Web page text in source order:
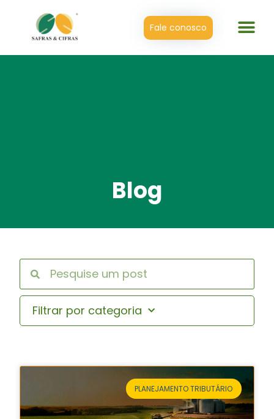
Fale conosco
Blog
Filtrar por categoria
PLANEJAMENTO TRIBUTÁRIO